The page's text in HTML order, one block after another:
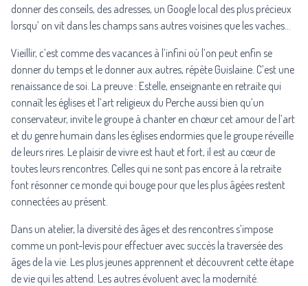
donner des conseils, des adresses, un Google local des plus précieux
lorsqu’ on vit dans les champs sans autres voisines que les vaches…
Vieillir, c’est comme des vacances à l’infini où l’on peut enfin se
donner du temps et le donner aux autres, répète Guislaine. C’est une
renaissance de soi. La preuve : Estelle, enseignante en retraite qui
connaît les églises et l’art religieux du Perche aussi bien qu’un
conservateur, invite le groupe à chanter en chœur cet amour de l’art
et du genre humain dans les églises endormies que le groupe réveille
de leurs rires. Le plaisir de vivre est haut et fort, il est au cœur de
toutes leurs rencontres. Celles qui ne sont pas encore à la retraite
font résonner ce monde qui bouge pour que les plus âgées restent
connectées au présent.
Dans un atelier, la diversité des âges et des rencontres s’impose
comme un pont-levis pour effectuer avec succès la traversée des
âges de la vie. Les plus jeunes apprennent et découvrent cette étape
de vie qui les attend. Les autres évoluent avec la modernité.